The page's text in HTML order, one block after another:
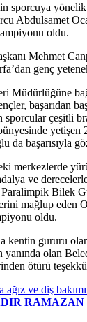
sporcuya yönelik
Abdulsamet
oldu.
Mehmet
genç
Müdürlüğüne
başarıdan
sporcular çeşitli
yetişen
da başarısıyla
merkezlerde
ve
Bilek
mağlup eden
oldu.
kentin gururu
yanında olan
ötürü
ağız ve diş
RAMAZAN